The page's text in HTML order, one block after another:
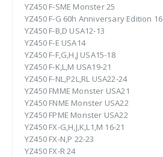
YZ450 F-SME Monster 25
YZ450 F-G 60h Anniversary Edition 16
YZ450 F-B,D USA12-13
YZ450 F-E USA14
YZ450 F-F,G,H,J USA15-18
YZ450 F-K,L,M USA19-21
YZ450 F-NL,P2L,RL USA22-24
YZ450 FMME Monster USA21
YZ450 FNME Monster USA22
YZ450 FPME Monster USA22
YZ450 FX-G,H,J,K,L1,M 16-21
YZ450 FX-N,P 22-23
YZ450 FX-R 24